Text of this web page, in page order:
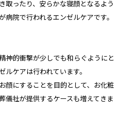
取ったり、安らかな寝顔となるよう
病院で行われるエンゼルケアです。
神的衝撃が少しでも和らぐようにと
ルケアは行われています。
顔にすることを目的として、お化粧
儀社が提供するケースも増えてきま